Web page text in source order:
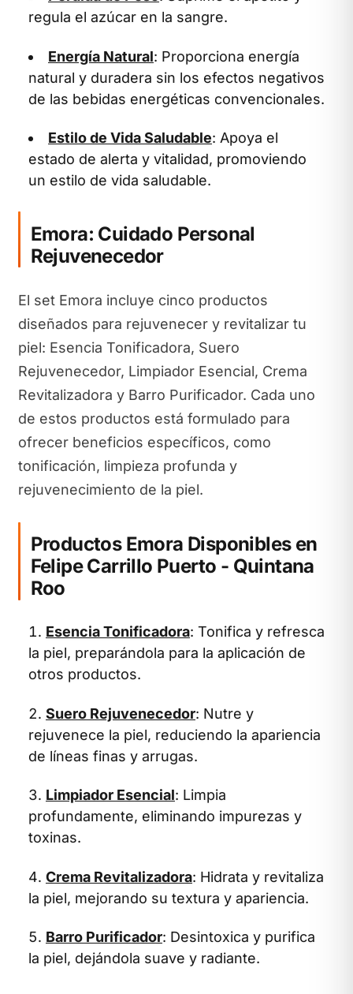
regula el azúcar en la sangre.
Energía Natural: Proporciona energía
natural y duradera sin los efectos negativos
de las bebidas energéticas convencionales.
Estilo de Vida Saludable: Apoya el
estado de alerta y vitalidad, promoviendo
un estilo de vida saludable.
Emora: Cuidado Personal
Rejuvenecedor
El set Emora incluye cinco productos
diseñados para rejuvenecer y revitalizar tu
piel: Esencia Tonificadora, Suero
Rejuvenecedor, Limpiador Esencial, Crema
Revitalizadora y Barro Purificador. Cada uno
de estos productos está formulado para
ofrecer beneficios específicos, como
tonificación, limpieza profunda y
rejuvenecimiento de la piel.
Productos Emora Disponibles en
Felipe Carrillo Puerto - Quintana
Roo
Esencia Tonificadora: Tonifica y refresca
la piel, preparándola para la aplicación de
otros productos.
Suero Rejuvenecedor: Nutre y
rejuvenece la piel, reduciendo la apariencia
de líneas finas y arrugas.
Limpiador Esencial: Limpia
profundamente, eliminando impurezas y
toxinas.
Crema Revitalizadora: Hidrata y revitaliza
la piel, mejorando su textura y apariencia.
Barro Purificador: Desintoxica y purifica
la piel, dejándola suave y radiante.